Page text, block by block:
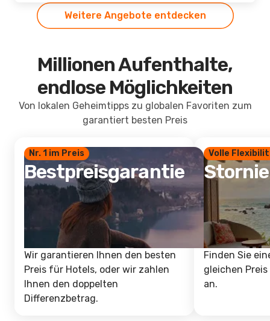
Weitere Angebote entdecken
Millionen Aufenthalte,
endlose Möglichkeiten
Von lokalen Geheimtipps zu globalen Favoriten zum
garantiert besten Preis
Nr. 1 im Preis
Bestpreisgarantie
Wir garantieren Ihnen den besten
Preis für Hotels, oder wir zahlen
Ihnen den doppelten
Differenzbetrag.
Volle
Finden Sie
gleichen
an.